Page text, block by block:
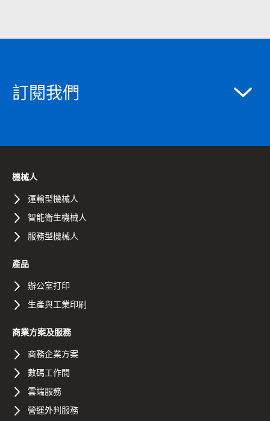
訂閱我們
機械人
運輸型機械人
智能衛生機械人
服務型機械人
產品
辦公室打印
生產與工業印刷
商業方案及服務
商務企業方案
數碼工作間
雲端服務
營運外判服務